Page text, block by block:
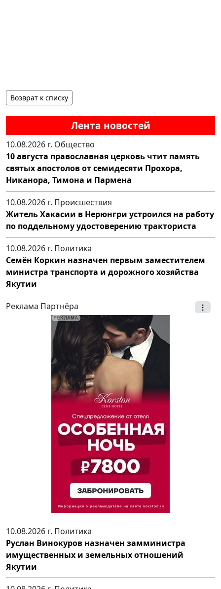
Лента новостей
10.08.2026 г. Общество
10 августа православная церковь чтит память
святых апостолов от семидесяти Прохора,
Никанора, Тимона и Пармена
10.08.2026 г. Происшествия
Житель Хакасии в Нерюнгри устроился на работу
по поддельному удостоверению тракториста
10.08.2026 г. Политика
Семён Коркин назначен первым заместителем
министра транспорта и дорожного хозяйства
Якутии
Реклама Партнёра
10.08.2026 г. Политика
Руслан Винокуров назначен замминистра
имущественных и земельных отношений
Якутии
Возврат к списку